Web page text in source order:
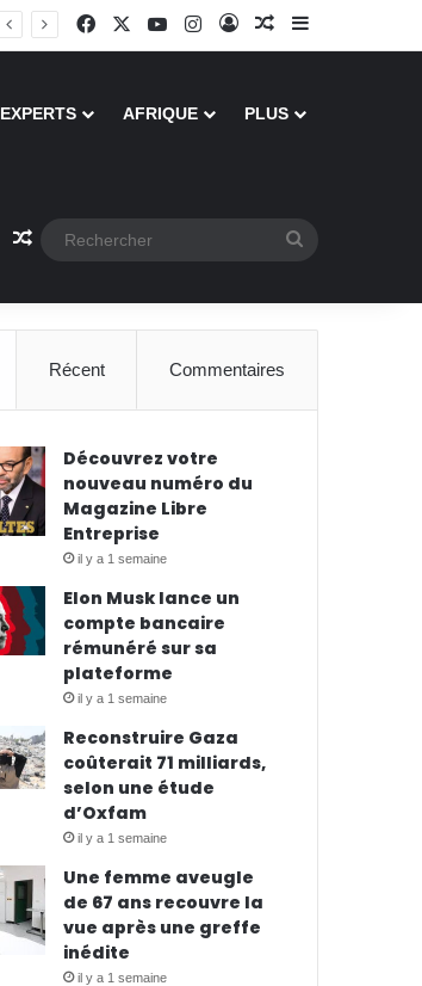
FacebookYouTubeInstagramConnexion
Article Aléatoire
Sidebar
EXPERTS AFRIQUE PLUS
Article Aléatoire
Récent Commentaires
Découvrez votre
nouveau numéro du
Magazine Libre
Entreprise
il y a 1 semaine
Elon Musk lance un
compte bancaire
rémunéré sur sa
plateforme
il y a 1 semaine
Reconstruire Gaza
coûterait 71 milliards,
selon une étude
d’Oxfam
il y a 1 semaine
Une femme aveugle
de 67 ans recouvre la
vue après une greffe
inédite
il y a 1 semaine